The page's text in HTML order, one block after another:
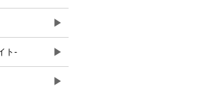
▶
ト- ▶
▶